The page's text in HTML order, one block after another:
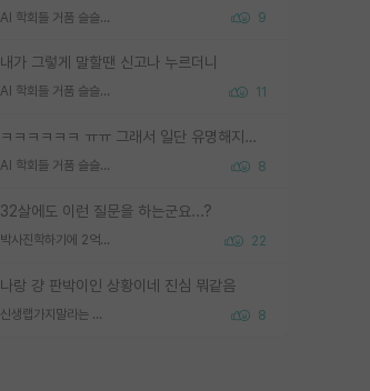
AI 학회들 거품 슬슬 지적이 나오네요 9
내가 그렇게 말할땐 신고나 누르더니
AI 학회들 거품 슬슬 지적이 나오네요 11
ㅋㅋㅋㅋㅋㅋ ㅠㅠ 그래서 일단 유명해지는게 중요한거같습니다
AI 학회들 거품 슬슬 지적이 나오네요 8
32살에도 이런 질문을 하는군요...?
박사진학하기에 2억은 괜찮은 (?) 정도의 경제력인가요 22
나랑 걍 판박이인 상황이네 진심 뭐같음
신생랩가지말라는 이유가 있었구나 8